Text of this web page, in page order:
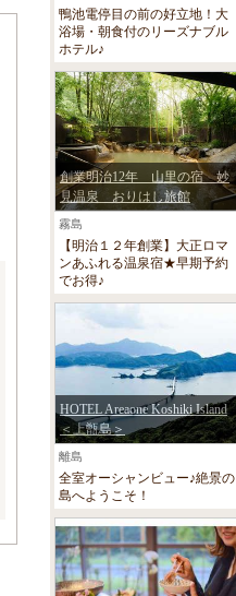
鴨池電停目の前の好立地！大
浴場・朝食付のリーズナブル
ホテル♪
創業明治12年 山里の宿 妙
見温泉 おりはし旅館
霧島
【明治１２年創業】大正ロマ
ンあふれる温泉宿★早期予約
でお得♪
HOTEL Areaone Koshiki Island
＜上甑島＞
離島
全室オーシャンビュー♪絶景の
島へようこそ！